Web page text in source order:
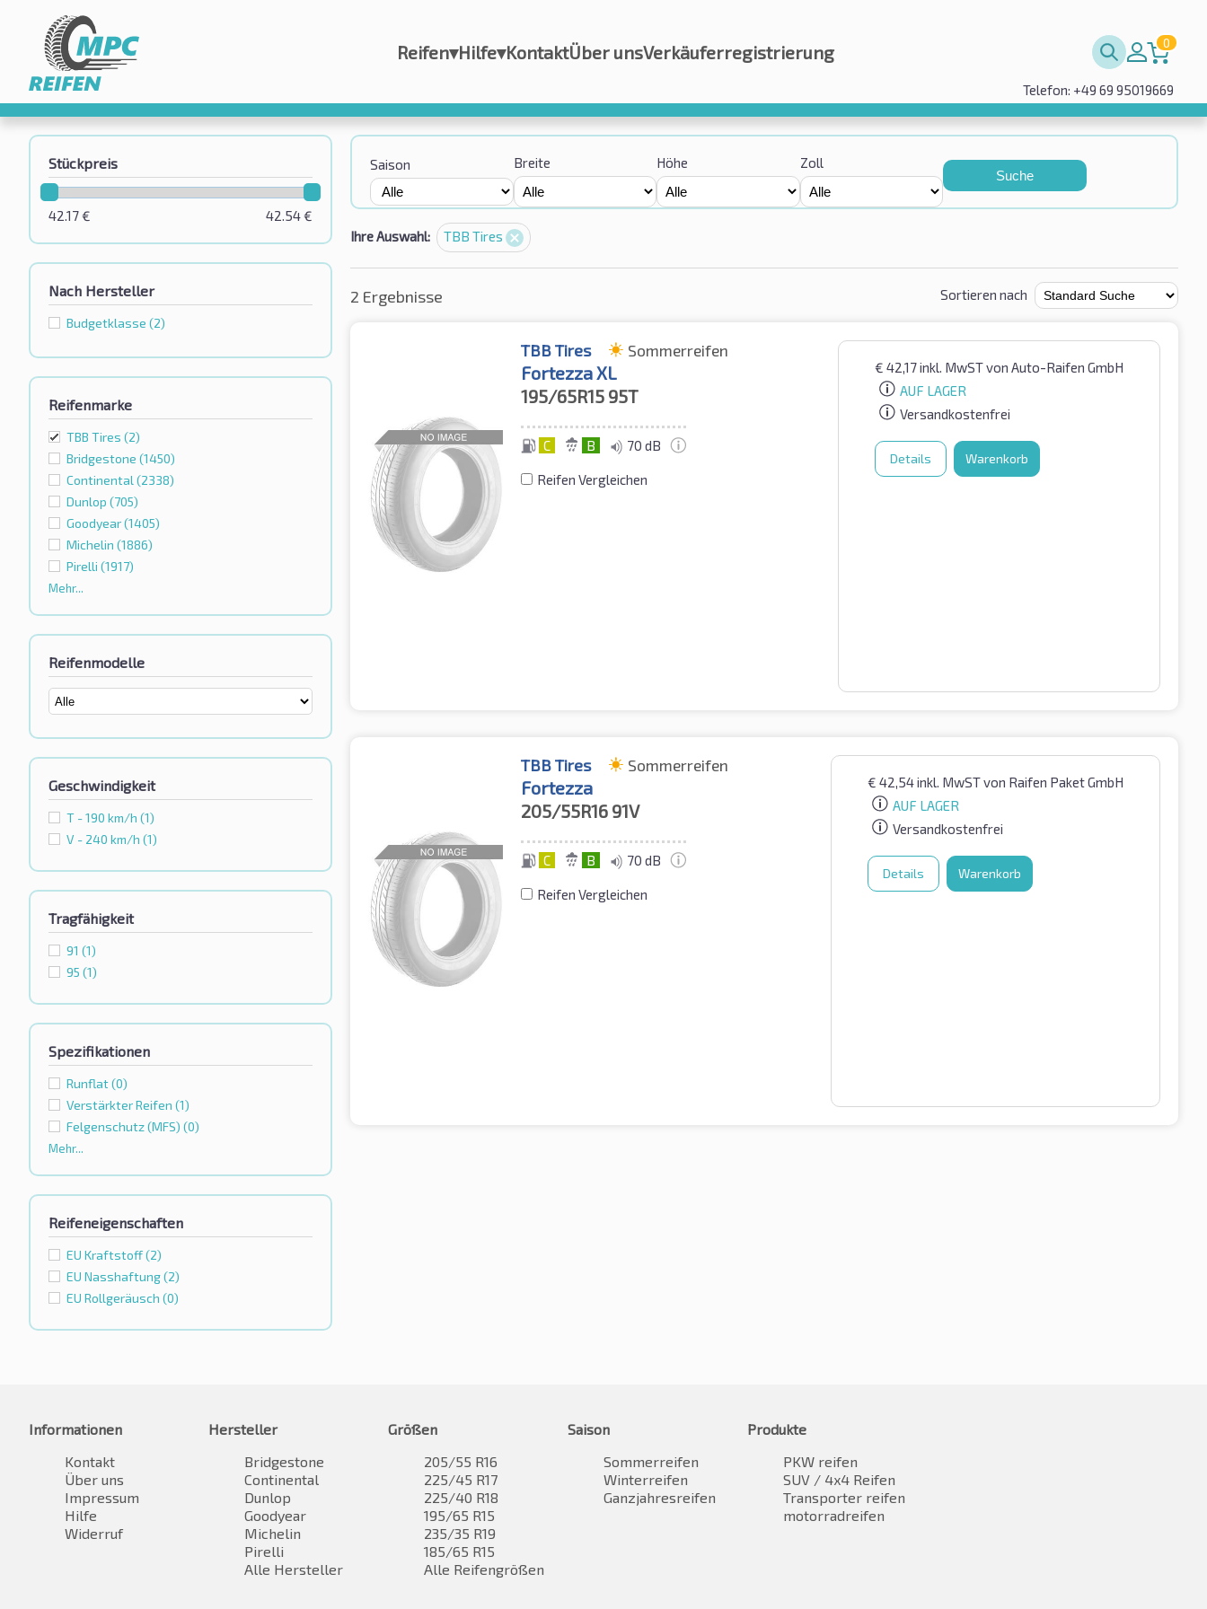
Reifen▾Hilfe▾KontaktÜber unsVerkäuferregistrierung 0
Telefon: +49 69 95019669
Stückpreis
42.54€
42.17€
Nach Hersteller
Budgetklassе (2)
Reifenmarke
TBB Tires (2)
Bridgestone (1450)
Continental (2338)
Dunlop (705)
Goodyear(1405)
Michelin (1886)
Pirelli (1917)
Mehr...
Reifenmodelle
Geschwindigkeit
T - 190 km/h (1)
V - 240 km/h (1)
Tragfähigkeit
91 (1)
95 (1)
Spezifikationen
Runflat(0)
Verstärkter Reifen (1)
Felgenschutz (MFS) (0)
Mehr...
Reifeneigenschaften
EU Kraftstoff(2)
EU Nasshaftung(2)
EU Rollgeräusch (0)
Saison Breite Höhe Zoll
Suche
Ihre Auswahl: TBB Tires
2 Ergebnisse Sortieren nach
TBB Tires Sommerreifen
Fortezza XL
195/65R15 95T
C B 70 dB
Reifen Vergleichen
€ 42,17inkl. MwSTvon Auto-Raifen GmbH
AUF LAGER
Versandkostenfrei
Details Warenkorb
TBB Tires Sommerreifen
Fortezza
205/55R16 91V
C B 70 dB
Reifen Vergleichen
€ 42,54inkl. MwSTvon Raifen Paket GmbH
AUF LAGER
Versandkostenfrei
Details Warenkorb
Informationen
Kontakt
Über uns
Impressum
Hilfe
Widerruf
Hersteller
Bridgestone
Continental
Dunlop
Goodyear
Michelin
Pirelli
Alle Hersteller
Größen
205/55 R16
225/45 R17
225/40 R18
195/65 R15
235/35 R19
185/65 R15
Alle Reifengrößen
Saison
Sommerreifen
Winterreifen
Ganzjahresreifen
Produkte
PKW reifen
SUV / 4x4 Reifen
Transporter reifen
motorradreifen